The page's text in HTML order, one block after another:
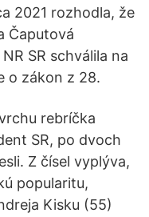
2021 rozhodla, že
Čaputová
SR schválila na
o zákon z 28.
rebríčka
SR, po dvoch
Z čísel vyplýva,
popularitu,
Kisku (55)